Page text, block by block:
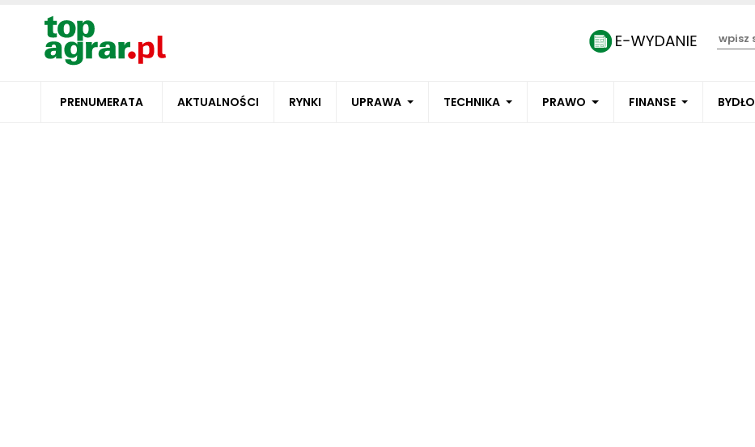
PRENUMERATA AKTUALNOŚCI RYNKI UPRAWA TECHNIKA PRAWO FINANSE BYDŁO